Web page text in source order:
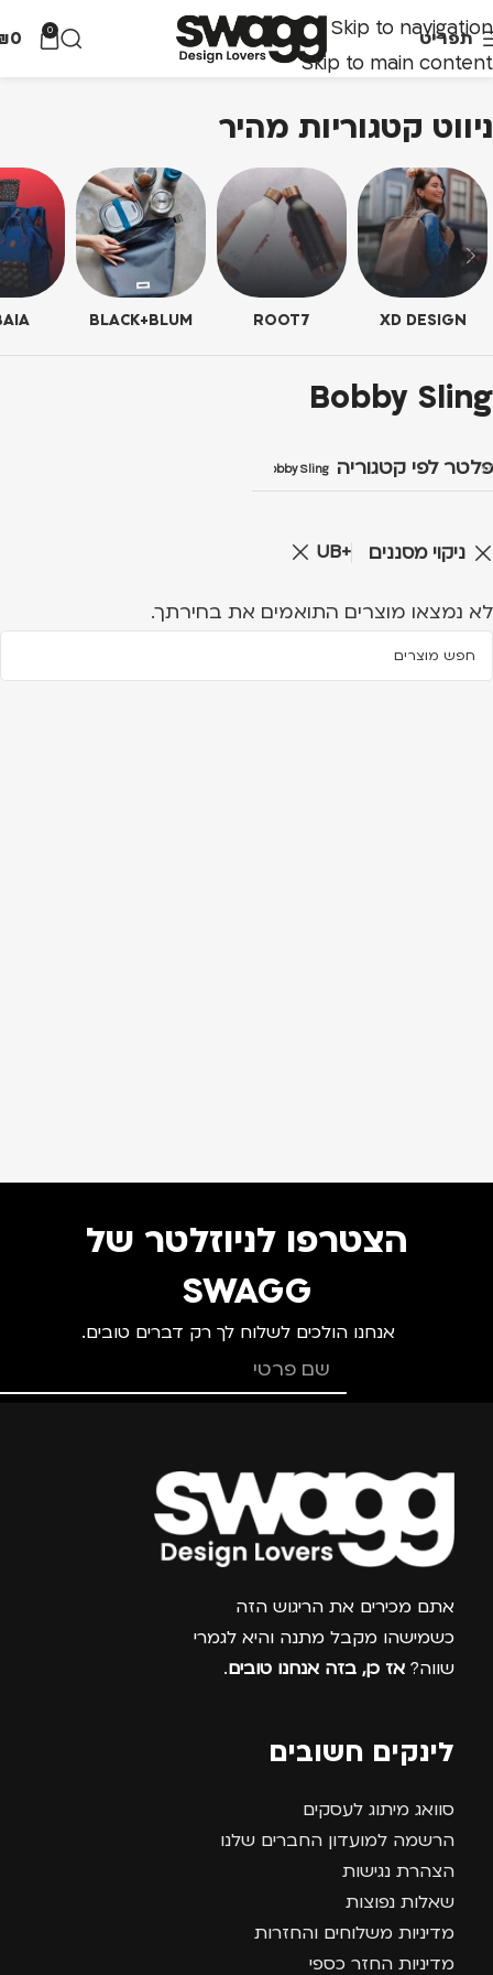
Skip to navigation
Skip to main content
תפריט 0
0
ניווט קטגוריות מהיר
XD DESIGN
ROOT7
BLACK+BLUM
Bobby Sling
פלטר לפי קטגוריה Bobby Sling
ניקוי מסננים UB+
לא נמצאו מוצרים התואמים את בחירתך.
הצטרפו לניוזלטר של
SWAGG
אנחנו הולכים לשלוח לך רק דברים טובים.
צרפו אותי למועדון
אתם מכירים את הריגוש הזה
כשמישהו מקבל מתנה והיא לגמרי
שווה? אז כן, בזה אנחנו טובים.
לינקים חשובים
סוואג מיתוג לעסקים
הרשמה למועדון החברים שלנו
הצהרת נגישות
שאלות נפוצות
מדיניות משלוחים והחזרות
מדיניות החזר כספי